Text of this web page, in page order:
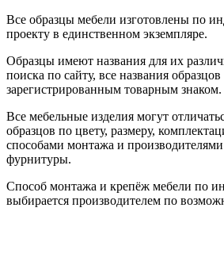
Все образцы мебели изготовлены по
проекту в единственном экземпляре.
Образцы имеют названия для их
поиска по сайту, все названия
зарегистрированным товарным знаком.
Все мебельные изделия могут
образцов по цвету, размеру,
способами монтажа и
фурнитуры.
Способ монтажа и крепёж мебели по
выбирается производителем по